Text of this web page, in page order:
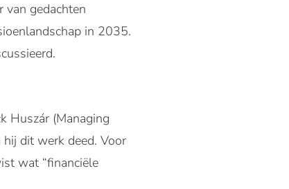
van gedachten
in 2035.
Huszár (Managing
dit werk deed. Voor
wat “financiële